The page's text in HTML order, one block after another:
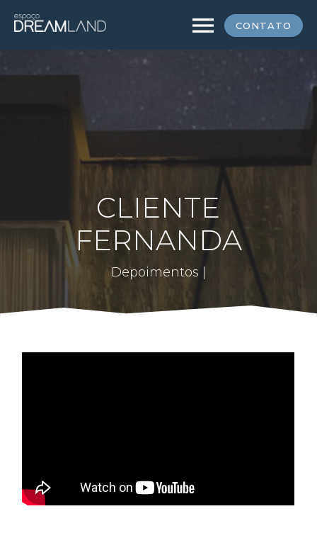
CONTATO
menu
CLIENTE
FERNANDA
Depoimentos |